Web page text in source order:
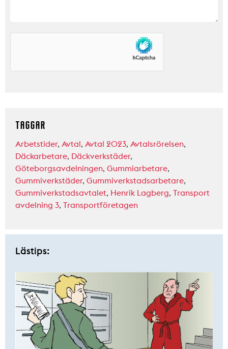
TAGGAR
Arbetstider, Avtal, Avtal 2023, Avtalsrörelsen,
Däckarbetare, Däckverkstäder,
Göteborgsavdelningen, Gummiarbetare,
Gummiverkstäder, Gummiverkstadsarbetare,
Gummiverkstadsavtalet, Henrik Lagberg, Transport
avdelning 3, Transportföretagen
Lästips: